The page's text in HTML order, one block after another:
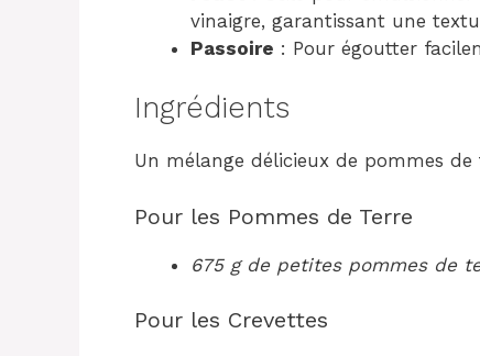
vinaigre, garantissant une
Passoire : Pour égoutter
Ingrédients
Un mélange délicieux de pommes
Pour les Pommes de Terre
675 g de petites pommes de
Pour les Crevettes